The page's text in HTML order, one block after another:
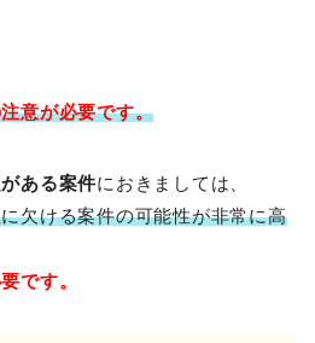
意が必要です。
ある案件におきましては、
欠ける案件の可能性が非常に高
です。